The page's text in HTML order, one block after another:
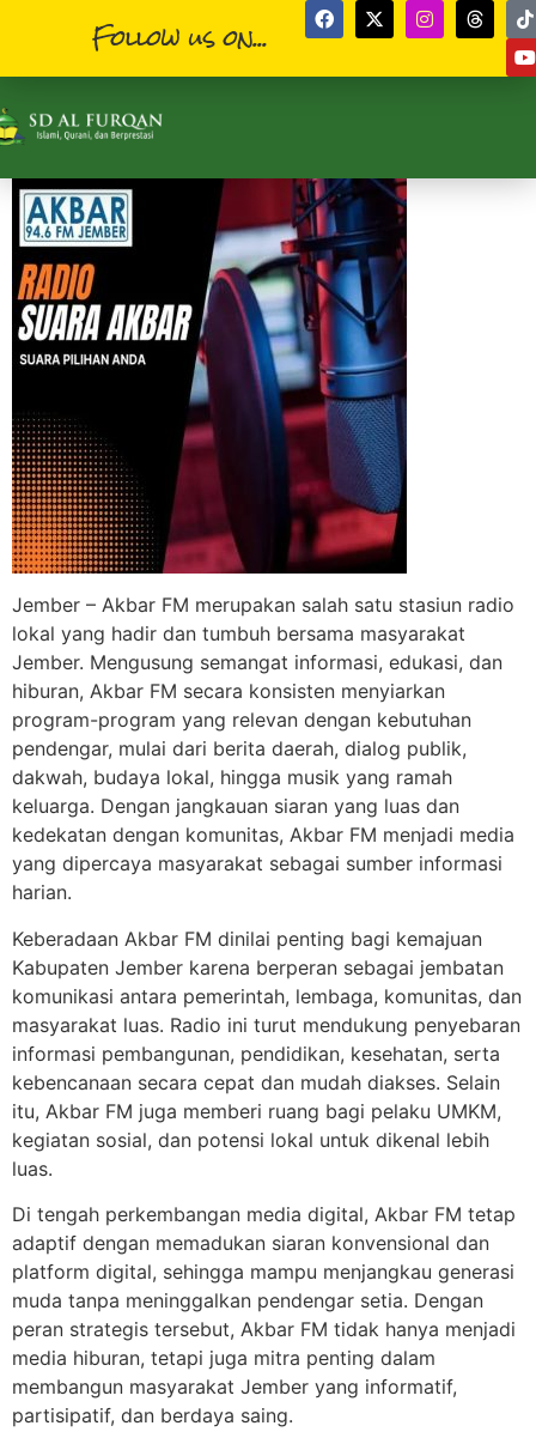
Follow us on...
Jember – Akbar FM merupakan salah satu stasiun radio
lokal yang hadir dan tumbuh bersama masyarakat
Jember. Mengusung semangat informasi, edukasi, dan
hiburan, Akbar FM secara konsisten menyiarkan
program-program yang relevan dengan kebutuhan
pendengar, mulai dari berita daerah, dialog publik,
dakwah, budaya lokal, hingga musik yang ramah
keluarga. Dengan jangkauan siaran yang luas dan
kedekatan dengan komunitas, Akbar FM menjadi media
yang dipercaya masyarakat sebagai sumber informasi
harian.
Keberadaan Akbar FM dinilai penting bagi kemajuan
Kabupaten Jember karena berperan sebagai jembatan
komunikasi antara pemerintah, lembaga, komunitas, dan
masyarakat luas. Radio ini turut mendukung penyebaran
informasi pembangunan, pendidikan, kesehatan, serta
kebencanaan secara cepat dan mudah diakses. Selain
itu, Akbar FM juga memberi ruang bagi pelaku UMKM,
kegiatan sosial, dan potensi lokal untuk dikenal lebih
luas.
Di tengah perkembangan media digital, Akbar FM tetap
adaptif dengan memadukan siaran konvensional dan
platform digital, sehingga mampu menjangkau generasi
muda tanpa meninggalkan pendengar setia. Dengan
peran strategis tersebut, Akbar FM tidak hanya menjadi
media hiburan, tetapi juga mitra penting dalam
membangun masyarakat Jember yang informatif,
partisipatif, dan berdaya saing.